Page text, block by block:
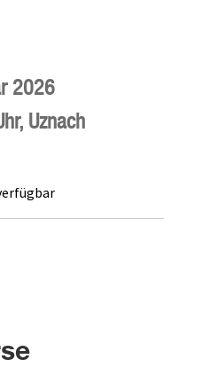
2026
, Uznach